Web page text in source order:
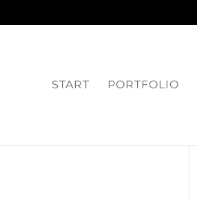
START PORTFOLIO